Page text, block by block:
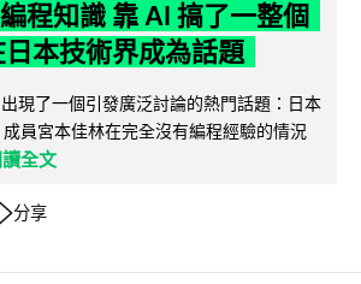
程知識 靠 AI 搞了一整個
本技術界成為話題
現了一個引發廣泛討論的熱門話題：日本
員宮本佳林在完全沒有編程經驗的情況
全文
分享